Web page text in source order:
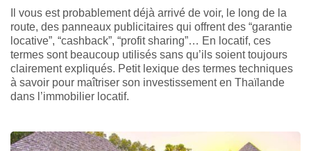
Il vous est probablement déjà arrivé de voir, le long de la
route, des panneaux publicitaires qui offrent des “garantie
locative”, “cashback”, “profit sharing”… En locatif, ces
termes sont beaucoup utilisés sans qu’ils soient toujours
clairement expliqués. Petit lexique des termes techniques
à savoir pour maîtriser son investissement en Thaïlande
dans l’immobilier locatif.